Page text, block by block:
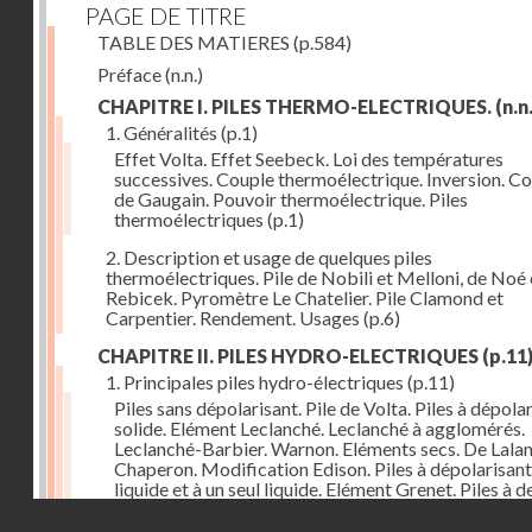
PAGE DE TITRE
TABLE DES MATIERES (p.584)
Préface(n.n.)
CHAPITRE I. PILES THERMO-ELECTRIQUES.
1. Généralités (p.1)
Effet Volta. Effet Seebeck. Loi des températures
successives. Couple thermoélectrique. Inversion.
de Gaugain. Pouvoir thermoélectrique. Piles
thermoélectriques (p.1)
2. Description et usage de quelques piles
thermoélectriques. Pile de Nobili et Melloni, de Noé
Rebicek. Pyromètre Le Chatelier. Pile Clamond et
Carpentier. Rendement. Usages (p.6)
CHAPITRE II. PILES HYDRO-ELECTRIQUES (p.11)
1. Principales piles hydro-électriques (p.11)
Piles sans dépolarisant. Pile de Volta. Piles à
solide. Elément Leclanché. Leclanché à agglomérés.
Leclanché-Barbier. Warnon. Eléments secs. De
Chaperon. Modification Edison. Piles à dépolarisant
liquide et à un seul liquide. Elément Grenet. Piles à